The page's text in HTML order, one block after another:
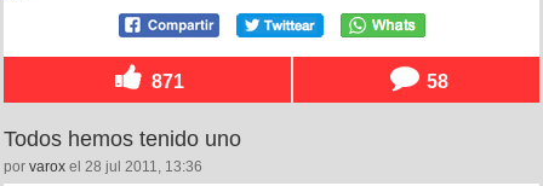
871 58
Todos hemos tenido uno
por varox el 28 jul 2011, 13:36